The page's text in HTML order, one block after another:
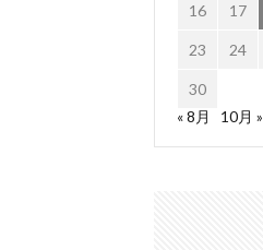
16 17
23 24
30
« 8月
10月 »